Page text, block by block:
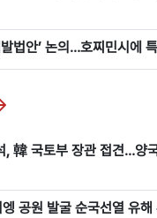
법안’ 논의…호찌민시에
, 韓 국토부 장관 접견…양
공원 발굴 순국선열 유해